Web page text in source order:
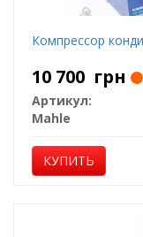
Компрессор
10 700 грн
Артикул:
Mahle
КУПИТЬ